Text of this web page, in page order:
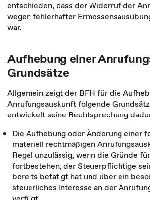
entschieden, dass der Widerruf der
wegen fehlerhafter
war.
Aufhebung einer
Grundsätze
Allgemein zeigt der BFH für die
Anrufungsauskunft folgende
entwickelt seine Rechtsprechung
Die Aufhebung oder Änderung einer
materiell rechtmäßigen
Regel unzulässig, wenn die Gründe
fortbestehen, der Steuerpflichtige
bereits betätigt hat und über ein
steuerliches Interesse an der